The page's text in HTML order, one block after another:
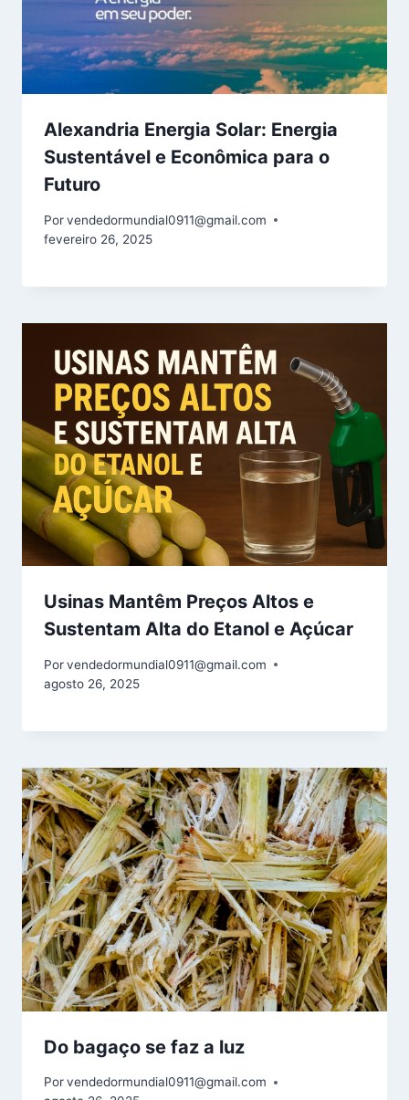
Alexandria Energia Solar: Energia
Sustentável e Econômica para o
Futuro
Porvendedormundial0911@gmail.com
fevereiro 26, 2025
Usinas Mantêm Preços Altos e
Sustentam Alta do Etanol e Açúcar
Porvendedormundial0911@gmail.com
agosto 26, 2025
Do bagaço se faz a luz
Porvendedormundial0911@gmail.com